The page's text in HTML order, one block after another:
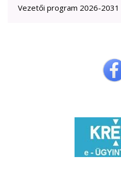
Vezetői program 2026-2031